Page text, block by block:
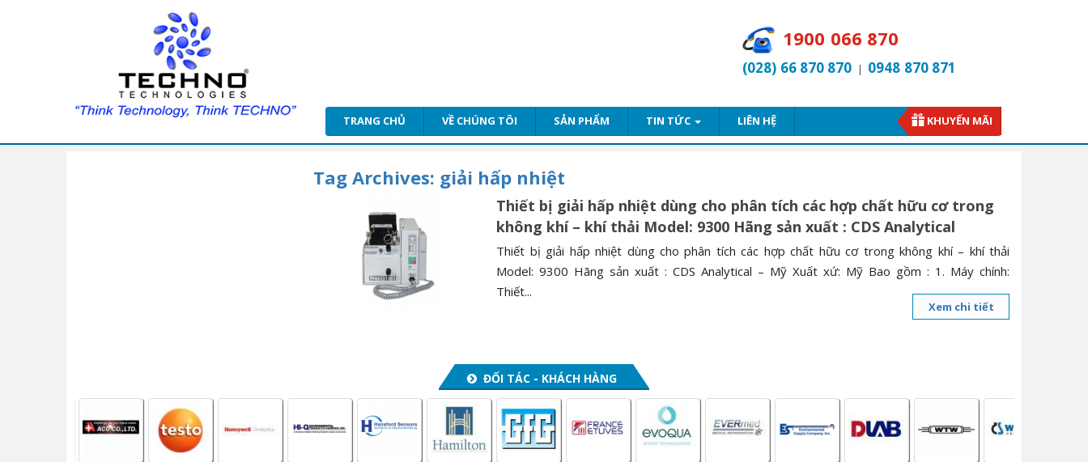
1900 066 870
(028) 66 870 870 | 0948 870 871
TRANG CHỦ VỀ CHÚNG TÔI SẢN PHẨM TIN TỨC LIÊN HỆ KHUYẾN MÃI
Tag Archives: giải hấp nhiệt
Thiết bị giải hấp nhiệt dùng cho phân tích các hợp chất hữu cơ trong
không khí – khí thải Model: 9300 Hãng sản xuất : CDS Analytical
Thiết bị giải hấp nhiệt dùng cho phân tích các hợp chất hữu cơ trong không khí – khí thải
Model: 9300 Hãng sản xuất : CDS Analytical – Mỹ Xuất xứ: Mỹ Bao gồm : 1. Máy chính:
Thiết...
Xem chi tiết
ĐỐI TÁC - KHÁCH HÀNG